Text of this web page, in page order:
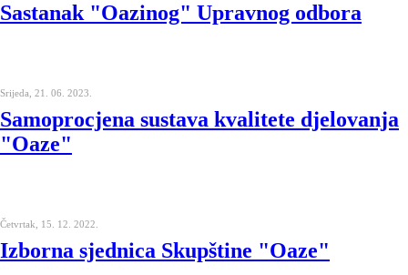
Sastanak "Oazinog" Upravnog odbora
Srijeda, 21. 06. 2023.
Samoprocjena sustava kvalitete djelovanja
"Oaze"
Četvrtak, 15. 12. 2022.
Izborna sjednica Skupštine "Oaze"